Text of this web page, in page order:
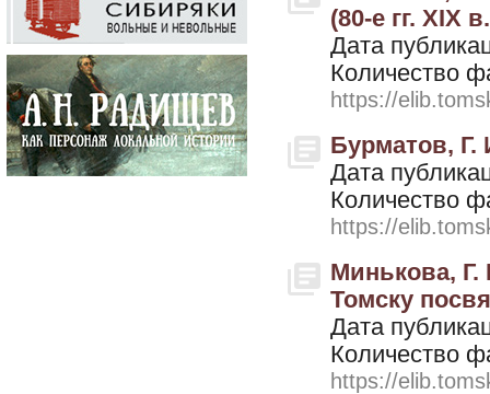
(80-е гг. XIX
Дата
Количество
https://
Бурматов, Г.
Дата
Количество
https://
Минькова, Г.
Томску
Дата
Количество
https://